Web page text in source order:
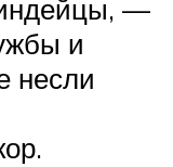
—
и
несли